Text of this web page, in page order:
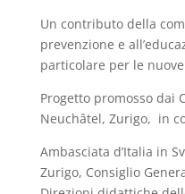
Un contributo della
prevenzione e
particolare per le
Progetto promosso dai
Neuchâtel, Zurigo, in
Ambasciata d’Italia in
Zurigo, Consiglio